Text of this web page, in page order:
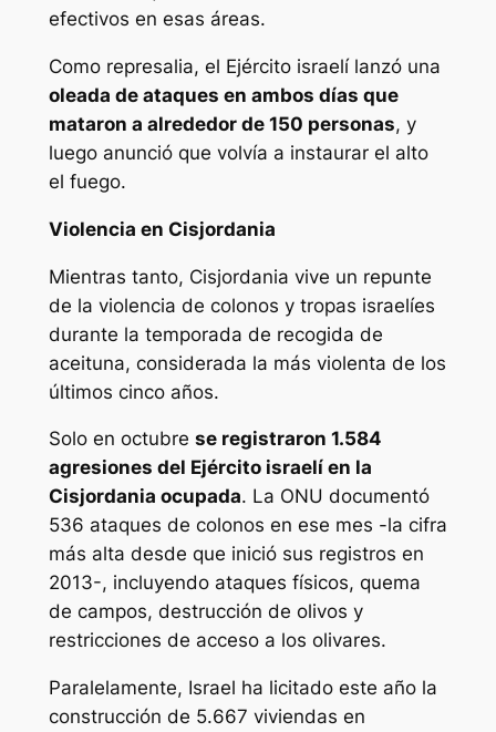
efectivos en esas áreas.
Como represalia, el Ejército israelí lanzó una
oleada de ataques en ambos días que
mataron a alrededor de 150 personas, y
luego anunció que volvía a instaurar el alto
el fuego.
Violencia en Cisjordania
Mientras tanto, Cisjordania vive un repunte
de la violencia de colonos y tropas israelíes
durante la temporada de recogida de
aceituna, considerada la más violenta de los
últimos cinco años.
Solo en octubre se registraron 1.584
agresiones del Ejército israelí en la
Cisjordania ocupada. La ONU documentó
536 ataques de colonos en ese mes -la cifra
más alta desde que inició sus registros en
2013-, incluyendo ataques físicos, quema
de campos, destrucción de olivos y
restricciones de acceso a los olivares.
Paralelamente, Israel ha licitado este año la
construcción de 5.667 viviendas en